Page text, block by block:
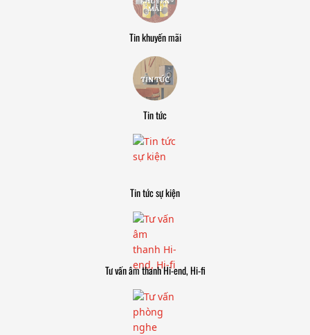
Tin khuyến mãi
Tin tức
Tin tức sự kiện
Tư vấn âm thanh Hi-end, Hi-fi